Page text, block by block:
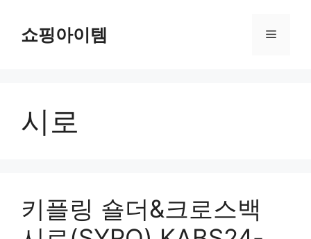
쇼핑아이템 메
시로
키플링 숄더&크로스백